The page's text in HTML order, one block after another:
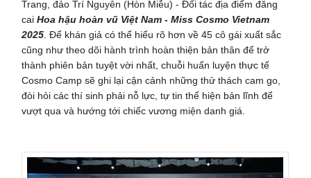
Trang, đảo Trí Nguyên (Hòn Miễu) - Đối tác địa điểm đăng
caiHoa hậu hoàn vũ Việt Nam - Miss Cosmo Vietnam
2025 . Để khán giả có thể hiểu rõ hơn về 45 cô gái xuất sắc
cũng như theo dõi hành trình hoàn thiện bản thân để trở
thành phiên bản tuyệt vời nhất, chuỗi huấn luyện thực tế
Cosmo Camp sẽ ghi lại cận cảnh những thử thách cam go,
đòi hỏi các thí sinh phải nỗ lực, tự tin thể hiện bản lĩnh để
vượt qua và hướng tới chiếc vương miện danh giá.